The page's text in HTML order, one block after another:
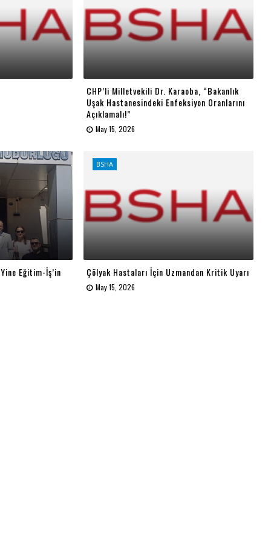
CHP’li Milletvekili Dr. Karaoba, “Bakanlık
Uşak Hastanesindeki Enfeksiyon Oranlarını
Açıklamalı!”
May 15, 2026
Eğitim-İş’in
BSHA
Çölyak Hastaları İçin Uzmandan Kritik Uyarı
May 15, 2026